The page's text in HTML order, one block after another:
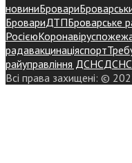
новиниБровари
БровариДТПБроварське
РосієюКоронавірус
радавакцинаціяспорт
райуправління ДСНСДСНС
Всі права захищені: ©